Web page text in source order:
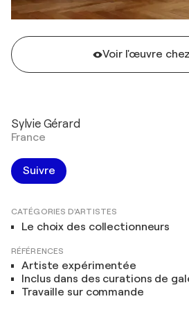
Voir l'œuvre
Sylvie Gérard
France
Suivre
CATÉGORIES D'ARTISTES
Le choix des collectionneurs
RÉFÉRENCES
Artiste expérimentée
Inclus dans des curations de
Travaille sur commande